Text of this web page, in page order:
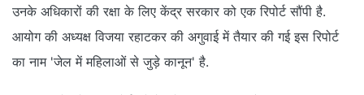
उनके अधिकारों की रक्षा के लिए केंद्र सरकार को एक रिपोर्ट सौंपी है.
आयोग की अध्यक्ष विजया रहाटकर की अगुवाई में तैयार की गई इस रिपोर्ट
का नाम 'जेल में महिलाओं से जुड़े कानून' है.